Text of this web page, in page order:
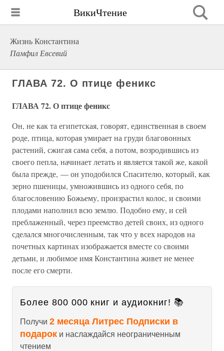
ВикиЧтение
Жизнь Константина
Памфил Евсевий
ГЛАВА 72. О птице феникс
ГЛАВА 72. О птице феникс
Он, не как та египетская, говорят, единственная в своем
роде, птица, которая умирает на груди благовонных
растений, сжигая сама себя, а потом, возродившись из
своего пепла, начинает летать и является такой же, какой
была прежде, — он уподобился Спасителю, который, как
зерно пшеницы, умножившись из одного себя, по
благословению Божьему, произрастил колос, и своими
плодами наполнил всю землю. Подобно ему, и сей
преблаженный, через преемство детей своих, из одного
сделался многочисленным, так что у всех народов на
почетных картинах изображается вместе со своими
детьми, и любимое имя Константина живет не менее
после его смерти.
Более 800 000 книг и аудиокниг! 📚
Получи 2 месяца Литрес Подписки в
подарок и наслаждайся неограниченным
чтением